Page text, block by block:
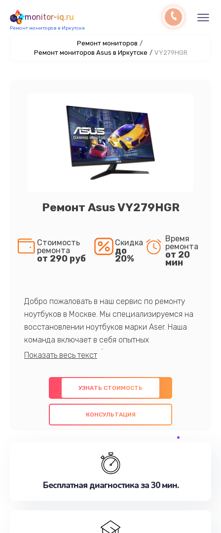
monitor-iq.ru
Ремонт мониторов в Иркутске
Ремонт мониторов /
Ремонт мониторов Asus в Иркутске / VY279HGR
Ремонт Asus VY279HGR
Стоимость
ремонта
от 290 руб
Скидка
до
20%
Время
ремонта
от 20
мин
Добро пожаловать в наш сервис по ремонту
ноутбуков в Москве. Мы специализируемся на
восстановлении ноутбуков марки Aser. Наша
команда включает в себя опытных
профессионалов с обширными знаниями и
предлагаем быстрый и качественный ремонт с
использованием оригинальных компонентов, а
также гарантируем качество всех
проведенных работ. Наша цель - предоставить
наилучшим образом. Не медлите записаться на
УЗНАТЬ СТОИМОСТЬ
КОНСУЛЬТАЦИЯ
Бесплатная диагностика за 30 мин.